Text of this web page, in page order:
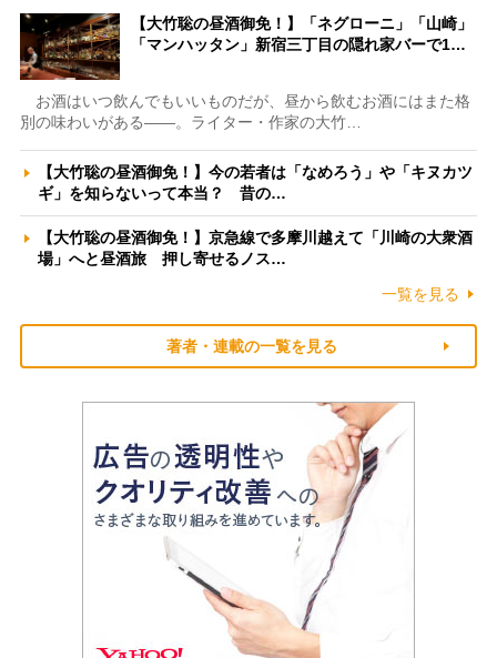
【大竹聡の昼酒御免！】「ネグローニ」「山崎」
「マンハッタン」新宿三丁目の隠れ家バーで1…
お酒はいつ飲んでもいいものだが、昼から飲むお酒にはまた格
別の味わいがある――。ライター・作家の大竹…
【大竹聡の昼酒御免！】今の若者は「なめろう」や「キヌカツ
ギ」を知らないって本当？ 昔の…
【大竹聡の昼酒御免！】京急線で多摩川越えて「川崎の大衆酒
場」へと昼酒旅 押し寄せるノス…
一覧を見る
著者・連載の一覧を見る